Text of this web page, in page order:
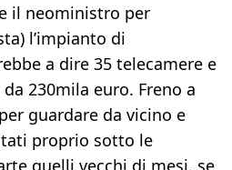
il neoministro per
l’impianto di
a dire 35 telecamere e
230mila euro. Freno a
guardare da vicino e
proprio sotto le
quelli vecchi di mesi, se